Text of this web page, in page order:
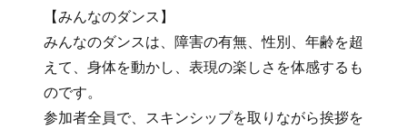
【みんなのダンス】
みんなのダンスは、障害の有無、性別、年齢を超
えて、身体を動かし、表現の楽しさを体感するも
のです。
参加者全員で、スキンシップを取りながら挨拶を